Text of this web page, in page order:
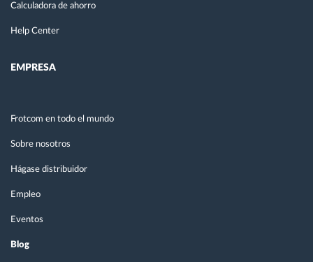
Calculadora de ahorro
Help Center
EMPRESA
Frotcom en todo el mundo
Sobre nosotros
Hágase distribuidor
Empleo
Eventos
Blog